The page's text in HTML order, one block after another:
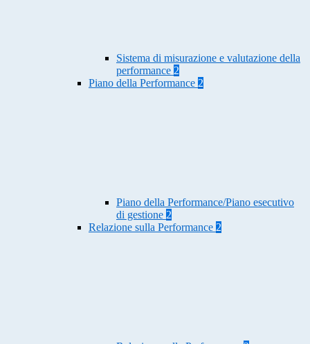
Sistema di misurazione e valutazione della
performance 2
Piano della Performance 2
Piano della Performance/Piano esecutivo
di gestione 2
Relazione sulla Performance 2